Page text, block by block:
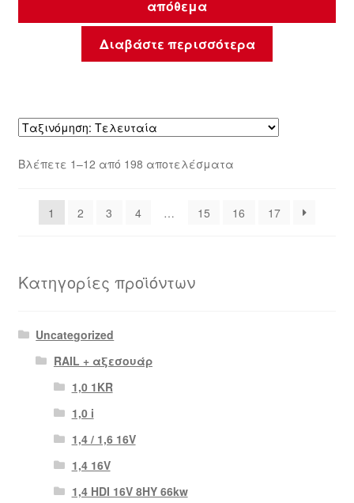
απόθεμα
Διαβάστε περισσότερα
Βλέπετε 1–12 από 198 αποτελέσματαSorted
1
2 3 4 … 15 16 17
Κατηγορίες προϊόντων
Uncategorized
RAIL + αξεσουάρ
1,0 1KR
1,0 i
1,4 / 1,6 16V
1,4 16V
1,4 HDI 16V 8HY 66kw